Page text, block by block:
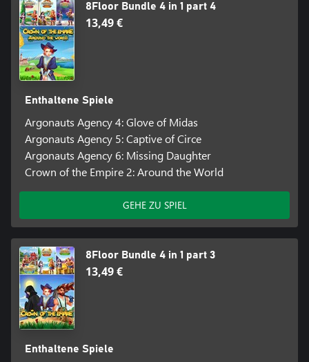
8Floor Bundle 4 in 1 part 4
13,49 €
Enthaltene Spiele
Argonauts Agency 4: Glove of Midas
Argonauts Agency 5: Captive of Circe
Argonauts Agency 6: Missing Daughter
Crown of the Empire 2: Around the World
GEHE ZU SPIEL
8Floor Bundle 4 in 1 part 3
13,49 €
Enthaltene Spiele